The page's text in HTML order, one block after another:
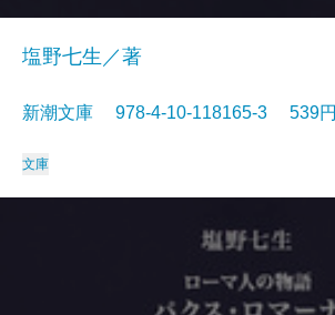
塩野七生／著
新潮文庫 978-4-10-118165-3 539
文庫